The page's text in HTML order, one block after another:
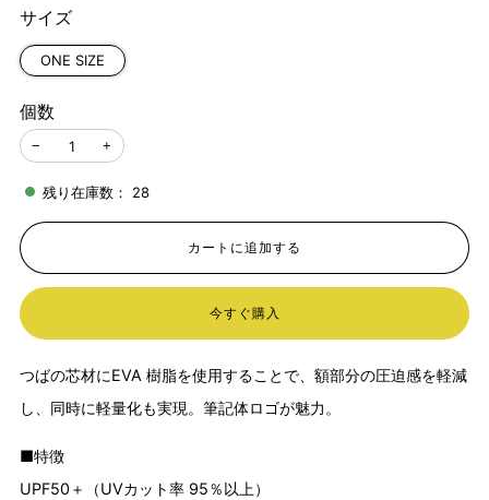
サイズ
ONE SIZE
個数
− +
残り在庫数： 28
カートに追加する
今すぐ購入
つばの芯材にEVA 樹脂を使用することで、額部分の圧迫感を軽減
し、同時に軽量化も実現。筆記体ロゴが魅力。
■特徴
UPF50＋（UVカット率 95％以上）